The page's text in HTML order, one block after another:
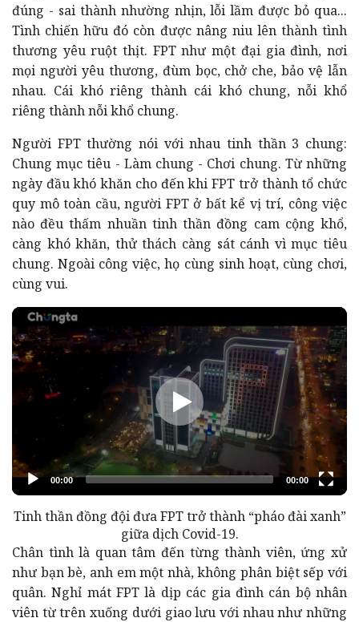
đúng - sai thành nhường nhịn, lỗi lầm được bỏ qua...
Tình chiến hữu đó còn được nâng niu lên thành tình
thương yêu ruột thịt. FPT như một đại gia đình, nơi
mọi người yêu thương, đùm bọc, chở che, bảo vệ lẫn
nhau. Cái khó riêng thành cái khó chung, nỗi khổ
riêng thành nỗi khổ chung.
Người FPT thường nói với nhau tinh thần 3 chung:
Chung mục tiêu - Làm chung - Chơi chung. Từ những
ngày đầu khó khăn cho đến khi FPT trở thành tổ chức
quy mô toàn cầu, người FPT ở bất kể vị trí, công việc
nào đều thấm nhuần tinh thần đồng cam cộng khổ,
càng khó khăn, thử thách càng sát cánh vì mục tiêu
chung. Ngoài công việc, họ cùng sinh hoạt, cùng chơi,
cùng vui.
Tinh thần đồng đội đưa FPT trở thành “pháo đài xanh”
giữa dịch Covid-19.
Chân tình là quan tâm đến từng thành viên, ứng xử
như bạn bè, anh em một nhà, không phân biệt sếp với
quân. Nghỉ mát FPT là dịp các gia đình cán bộ nhân
viên từ trên xuống dưới giao lưu với nhau như những